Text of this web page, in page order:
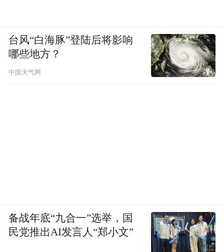
台风“白海豚”登陆后将影响
哪些地方？
中国天气网
备战年底“九合一”选举，国
民党推出AI发言人“郑小文”